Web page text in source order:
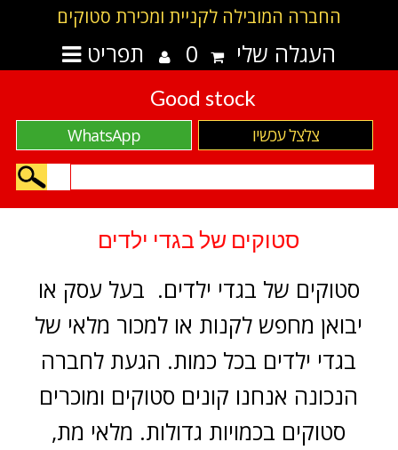
החברה המובילה לקניית ומכירת סטוקים
תפריט העגלה שלי 0
Good stock
WhatsApp צלצל עכשיו
סטוקים של בגדי ילדים
סטוקים של בגדי ילדים. בעל עסק או
יבואן מחפש לקנות או למכור מלאי של
בגדי ילדים בכל כמות. הגעת לחברה
הנכונה אנחנו קונים סטוקים ומוכרים
סטוקים בכמויות גדולות. מלאי מת,